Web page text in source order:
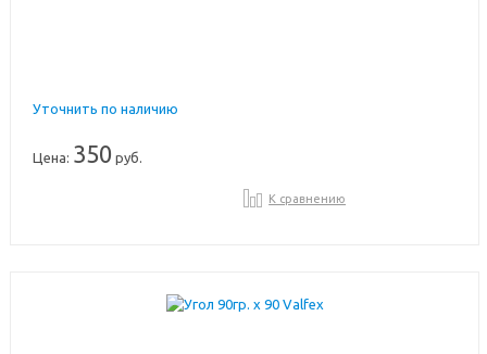
Уточнить по наличию
Цена: 350 руб.
К сравнению